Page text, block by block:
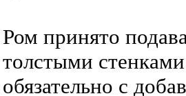
Ром принято
толстыми
обязательно с